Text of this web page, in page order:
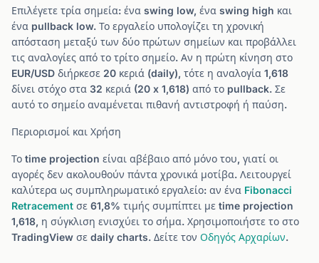
Επιλέγετε τρία σημεία: ένα swing low, ένα swing high και
ένα pullback low. Το εργαλείο υπολογίζει τη χρονική
απόσταση μεταξύ των δύο πρώτων σημείων και προβάλλει
τις αναλογίες από το τρίτο σημείο. Αν η πρώτη κίνηση στο
EUR/USD διήρκεσε 20 κεριά (daily), τότε η αναλογία 1,618
δίνει στόχο στα 32 κεριά (20 x 1,618) από το pullback. Σε
αυτό το σημείο αναμένεται πιθανή αντιστροφή ή παύση.
Περιορισμοί και Χρήση
Το time projection είναι αβέβαιο από μόνο του, γιατί οι
αγορές δεν ακολουθούν πάντα χρονικά μοτίβα. Λειτουργεί
καλύτερα ως συμπληρωματικό εργαλείο: αν ένα Fibonacci
Retracement σε 61,8% τιμής συμπίπτει με time projection
1,618, η σύγκλιση ενισχύει το σήμα. Χρησιμοποιήστε το στο
TradingView σε daily charts. Δείτε τον Οδηγός Αρχαρίων.